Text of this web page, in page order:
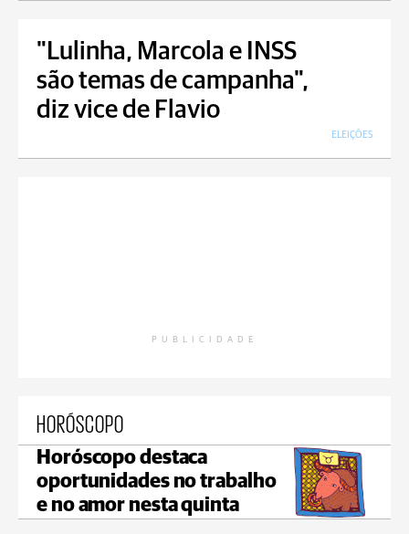
"Lulinha, Marcola e INSS
são temas de campanha",
diz vice de Flavio
ELEIÇÕES
PUBLICIDADE
HORÓSCOPO
Horóscopo destaca
oportunidades no trabalho
e no amor nesta quinta